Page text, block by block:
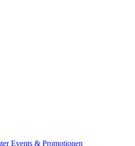
Events & Promotionen